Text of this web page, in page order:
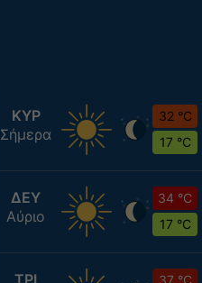
ΚΥΡ
Σήμερα
32 °C
17 °C
ΔΕΥ
Αύριο
34 °C
17 °C
37 °C